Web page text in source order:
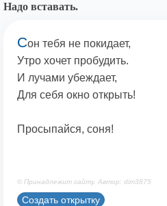
Надо вставать.
Сон тебя не покидает,
Утро хочет пробудить.
И лучами убеждает,
Для себя окно открыть!
Просыпайся, соня!
© Принадлежит сайту. Автор: dim3875
Создать открытку